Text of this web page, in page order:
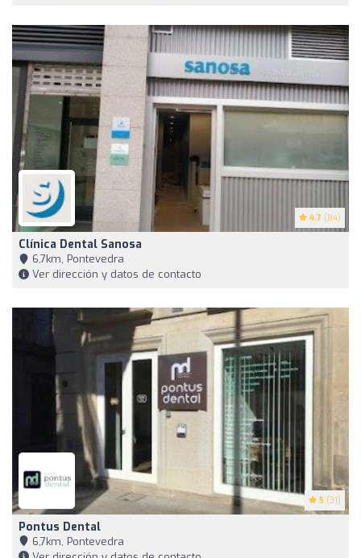
4.7 (84)
Clínica Dental Sanosa
6,7km, Pontevedra
Ver dirección y datos de contacto
5 (31)
Pontus Dental
6,7km, Pontevedra